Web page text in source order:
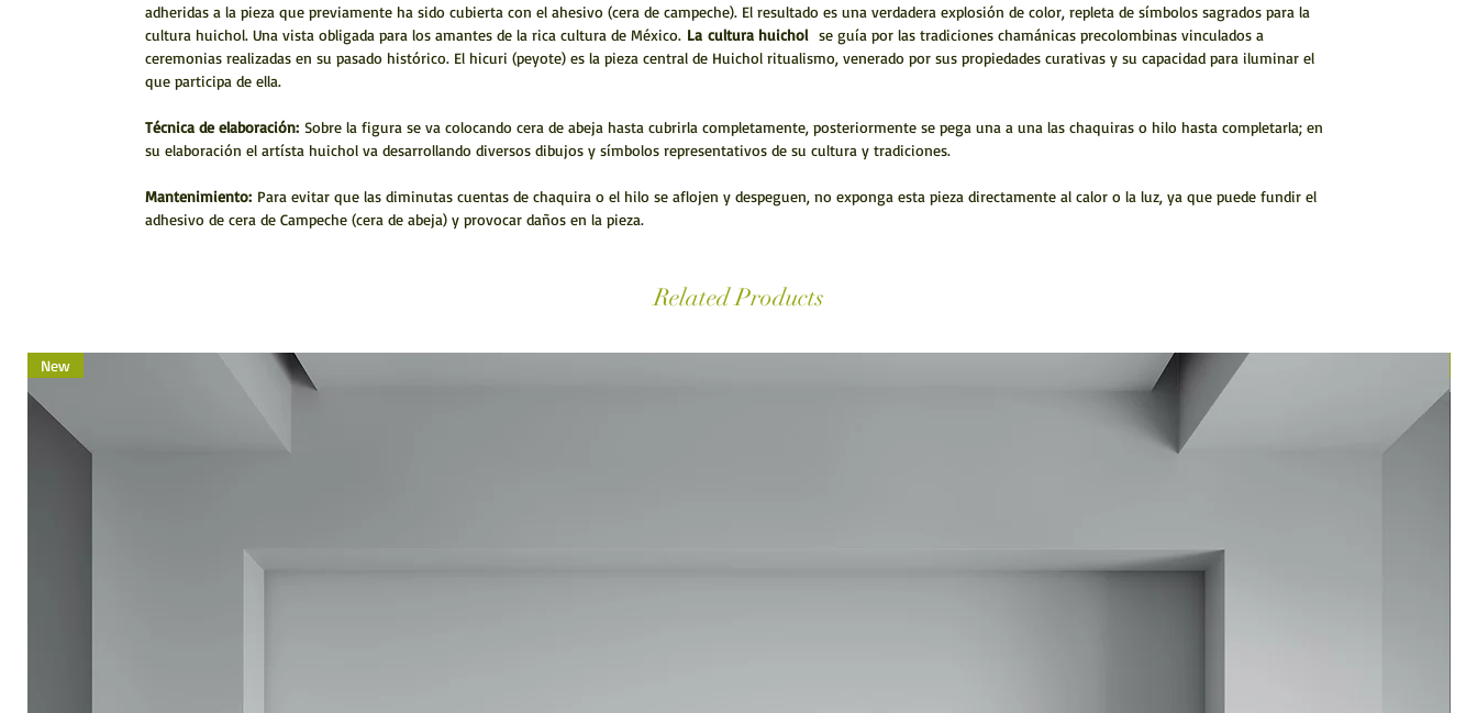
adheridas a la pieza que previamente ha sido cubierta con el ahesivo (cera de campeche). El resultado es una verdadera explosión de color, repleta de símbolos sagrados para la
cultura huichol. Una vista obligada para los amantes de la rica cultura de México. La cultura huichol se guía por las tradiciones chamánicas precolombinas vinculados a
ceremonias realizadas en su pasado histórico. El hicuri (peyote) es la pieza central de Huichol ritualismo, venerado por sus propiedades curativas y su capacidad para iluminar el
que participa de ella.
Técnica de elaboración: Sobre la figura se va colocando cera de abeja hasta cubrirla completamente, posteriormente se pega una a una las chaquiras o hilo hasta completarla; en
su elaboración el artísta huichol va desarrollando diversos dibujos y símbolos representativos de su cultura y tradiciones.
Mantenimiento: Para evitar que las diminutas cuentas de chaquira o el hilo se aflojen y despeguen, no exponga esta pieza directamente al calor o la luz, ya que puede fundir el
adhesivo de cera de Campeche (cera de abeja) y provocar daños en la pieza.
Related Products
New